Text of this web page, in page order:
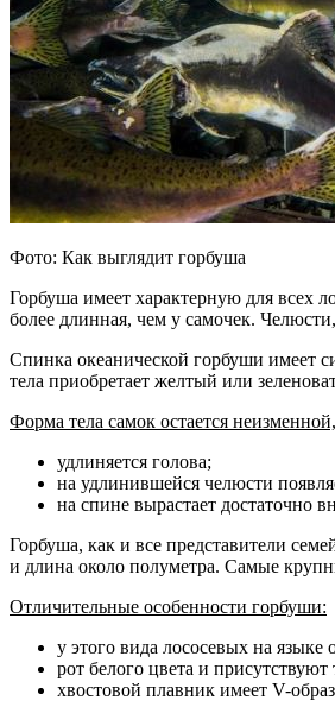
Фото: Как выглядит горбуша
Горбуша имеет характерную для всех
более длинная, чем у самочек.
Спинка океанической горбуши имеет
тела приобретает желтый или
Форма тела самок остается
удлиняется голова;
на удлинившейся челюсти
на спине вырастает достаточно
Горбуша, как и все представители
и длина около полуметра. Самые
Отличительные особенности горбуши:
у этого вида лососевых на языке
рот белого цвета и
хвостовой плавник имеет V-